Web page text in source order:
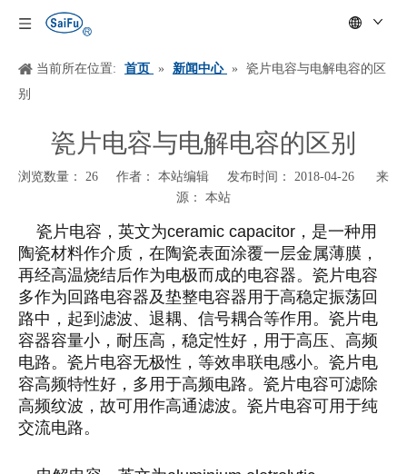
当前所在位置: 首页 » 新闻中心 »
瓷片电容与电解电容的区
别
瓷片电容与电解电容的区别
浏览数量： 26 作者： 本站编辑 发布时间： 2018-04-26 来
源： 本站
["wechat","weibo","qzone","douban","email"]
瓷片电容，英文为ceramic capacitor ，是一种用
陶瓷材料作介质，在陶瓷表面涂覆一层金属薄膜，
再经高温烧结后作为电极而成的电容器。瓷片电容
多作为回路电容器及垫整电容器用于高稳定振荡回
路中，起到滤波、退耦、信号耦合等作用。瓷片电
容器容量小，耐压高，稳定性好，用于高压、高频
电路。瓷片电容无极性，等效串联电感小。瓷片电
容高频特性好，多用于高频电路。瓷片电容可滤除
高频纹波，故可用作高通滤波。瓷片电容可用于纯
交流电路。